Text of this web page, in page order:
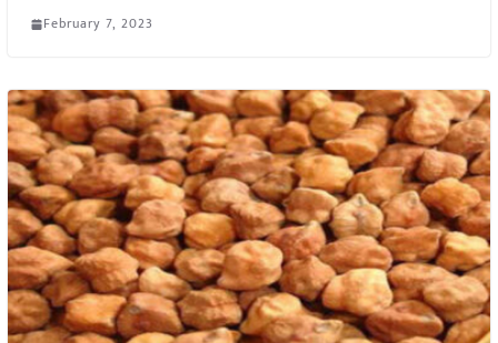
February 7, 2023